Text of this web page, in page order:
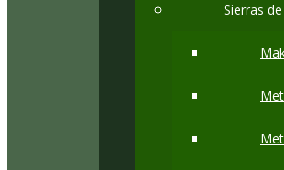
Sierras